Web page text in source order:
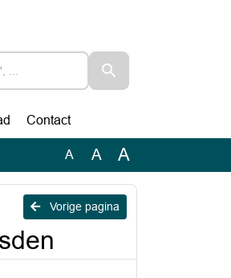
Contact
A A A
Vorige pagina